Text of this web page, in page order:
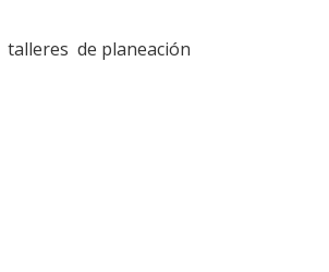
talleres de planeación